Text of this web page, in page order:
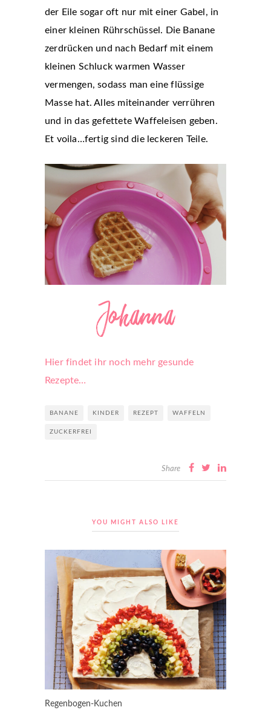
der Eile sogar oft nur mit einer Gabel, in
einer kleinen Rührschüssel. Die Banane
zerdrücken und nach Bedarf mit einem
kleinen Schluck warmen Wasser
vermengen, sodass man eine flüssige
Masse hat. Alles miteinander verrühren
und in das gefettete Waffeleisen geben.
Et voila…fertig sind die leckeren Teile.
Hier findet ihr noch mehr gesunde
Rezepte…
BANANE KINDER REZEPT WAFFELN
ZUCKERFREI
Share
YOU MIGHT ALSO LIKE
Regenbogen-Kuchen